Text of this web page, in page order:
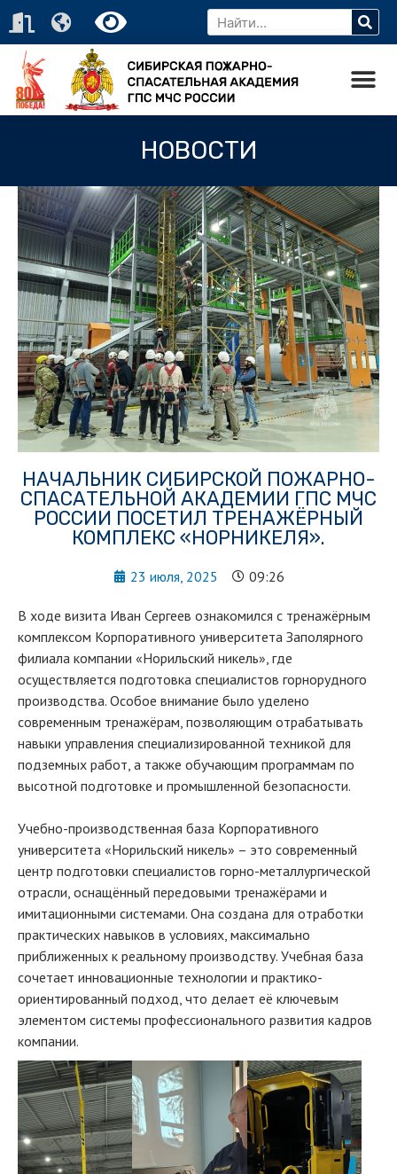
НОВОСТИ
НАЧАЛЬНИК СИБИРСКОЙ ПОЖАРНО-
СПАСАТЕЛЬНОЙ АКАДЕМИИ ГПС МЧС
РОССИИ ПОСЕТИЛ ТРЕНАЖЁРНЫЙ
КОМПЛЕКС «НОРНИКЕЛЯ».
23 июля, 2025 09:26
В ходе визита Иван Сергеев ознакомился с тренажёрным
комплексом Корпоративного университета Заполярного
филиала компании «Норильский никель», где
осуществляется подготовка специалистов горнорудного
производства. Особое внимание было уделено
современным тренажёрам, позволяющим отрабатывать
навыки управления специализированной техникой для
подземных работ, а также обучающим программам по
высотной подготовке и промышленной безопасности.
Учебно-производственная база Корпоративного
университета «Норильский никель» – это современный
центр подготовки специалистов горно-металлургической
отрасли, оснащённый передовыми тренажёрами и
имитационными системами. Она создана для отработки
практических навыков в условиях, максимально
приближенных к реальному производству. Учебная база
сочетает инновационные технологии и практико-
ориентированный подход, что делает её ключевым
элементом системы профессионального развития кадров
компании.